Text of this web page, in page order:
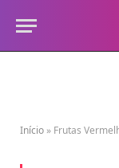
Início » Frutas